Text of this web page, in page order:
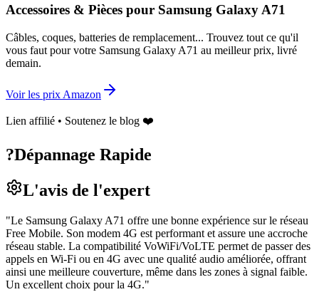
Accessoires & Pièces pour Samsung Galaxy A71
Câbles, coques, batteries de remplacement... Trouvez tout ce qu'il
vous faut pour votre Samsung Galaxy A71 au meilleur prix, livré
demain.
Voir les prix Amazon
Lien affilié • Soutenez le blog ❤️
?Dépannage Rapide
L'avis de l'expert
"Le Samsung Galaxy A71 offre une bonne expérience sur le réseau
Free Mobile. Son modem 4G est performant et assure une accroche
réseau stable. La compatibilité VoWiFi/VoLTE permet de passer des
appels en Wi-Fi ou en 4G avec une qualité audio améliorée, offrant
ainsi une meilleure couverture, même dans les zones à signal faible.
Un excellent choix pour la 4G."